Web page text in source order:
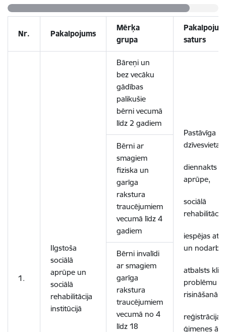
Nr. Pakalpojums
Mērķa
grupa
saturs
1.
Ilgstoša
sociālā
aprūpe un
sociālā
rehabilitācija
institūcijā
Bāreņi un
bez vecāku
gādības
palikušie
bērni vecumā
līdz 2 gadiem
Pastāvīga
dzīvesvieta,
diennakts
aprūpe,
sociālā
iespējas
un
atbalsts
problēmu
risināšanā,
reģistrācija
ģimenes
Bērni ar
smagiem
fiziska un
garīga
rakstura
traucējumiem
vecumā līdz 4
gadiem
Bērni invalīdi
ar smagiem
garīga
rakstura
traucējumiem
vecumā no 4
līdz 18